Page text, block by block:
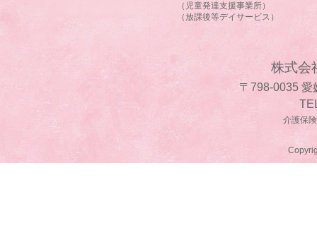
（児童発達支援事業所）
（放課後等デイサービス）
株式会
〒798-0035 愛
介護保